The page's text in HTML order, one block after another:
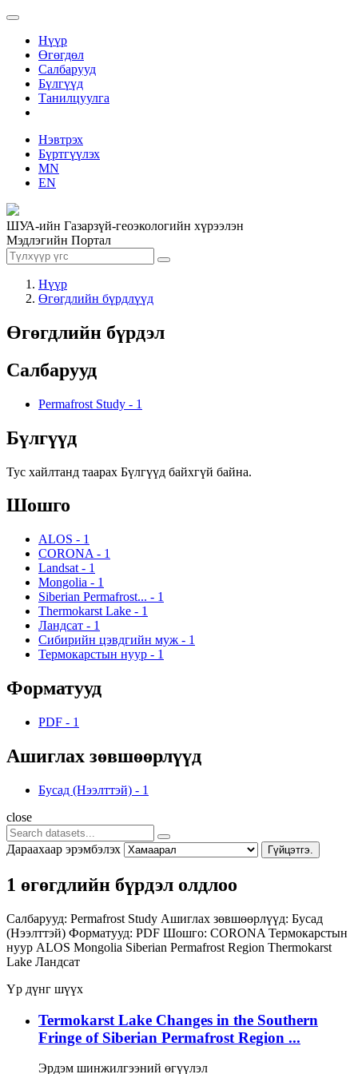
Нүүр
Өгөгдөл
Салбарууд
Бүлгүүд
Танилцуулга
Нэвтрэх
Бүртгүүлэх
MN
EN
ШУА-ийн Газарзүй-геоэкологийн хүрээлэн
Мэдлэгийн Портал
Нүүр
Өгөгдлийн бүрдлүүд
Өгөгдлийн бүрдэл
Салбарууд
Permafrost Study - 1
Бүлгүүд
Тус хайлтанд таарах Бүлгүүд байхгүй байна.
Шошго
ALOS - 1
CORONA - 1
Landsat - 1
Mongolia - 1
Siberian Permafrost... - 1
Thermokarst Lake - 1
Ландсат - 1
Сибирийн цэвдгийн муж - 1
Термокарстын нуур - 1
Форматууд
PDF - 1
Ашиглах зөвшөөрлүүд
Бусад (Нээлттэй) - 1
close
Дараахаар эрэмбэлэх Гүйцэтгэ.
1 өгөгдлийн бүрдэл олдлоо
Салбарууд: Permafrost Study Ашиглах зөвшөөрлүүд: Бусад
(Нээлттэй) Форматууд: PDF Шошго: CORONA Термокарстын
нуур ALOS Mongolia Siberian Permafrost Region Thermokarst
Lake Ландсат
Үр дүнг шүүх
Termokarst Lake Changes in the Southern
Fringe of Siberian Permafrost Region ...
Эрдэм шинжилгээний өгүүлэл